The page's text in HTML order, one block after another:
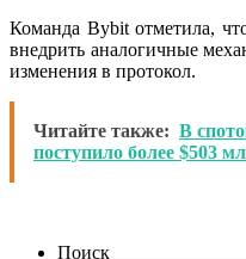
Команда Bybit отметила,
внедрить аналогичные
изменения в протокол.
Читайте также: В
поступило более $503
Поиск